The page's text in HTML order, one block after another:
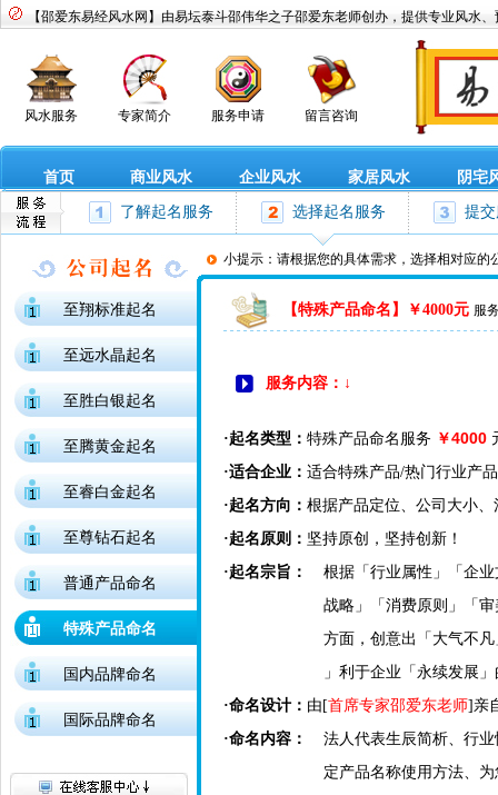
【邵爱东易经风水网】由易坛泰斗邵伟华之子邵爱东老师创办，提供专业风水
风水服务 专家简介 服务申请 留言咨询
首页 商业风水 企业风水 家居风水 阴宅
了解起名服务 选择起名服务 提
小提示：请根据您的具体需求，选择相对应的
至翔标准起名
至远水晶起名
至胜白银起名
至腾黄金起名
至睿白金起名
至尊钻石起名
普通产品命名
特殊产品命名
国内品牌命名
国际品牌命名
【特殊产品命名】￥4000元 服
服务内容：↓
·起名类型： 特殊产品命名服务 ￥4000
·适合企业： 适合特殊产品/热门行业产
·起名方向： 根据产品定位、公司大小
·起名原则： 坚持原创，坚持创新！
·起名宗旨：
根据「行业属性」「企
战略」「消费原则」「
方面，创意出「大气不
」利于企业「永续发展
·命名设计： 由[首席专家邵爱东老师]亲
·命名内容：
法人代表生辰简析、行
定产品名称使用方法、